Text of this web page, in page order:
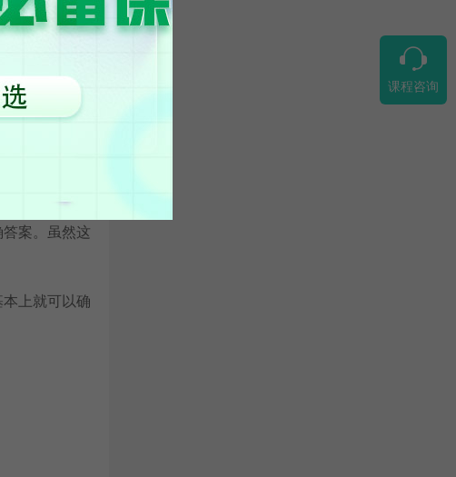
课程咨询
而在这种情
案。虽然这
上就可以确